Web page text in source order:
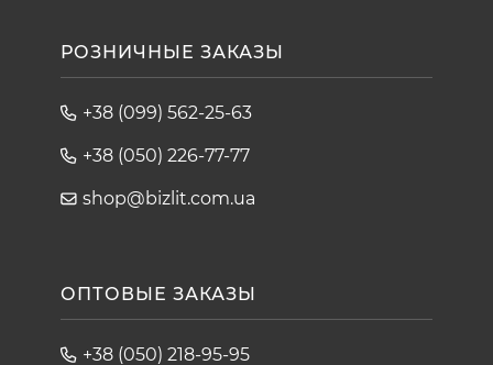
РОЗНИЧНЫЕ ЗАКАЗЫ
+38 (099) 562-25-63
+38 (050) 226-77-77
shop@bizlit.com.ua
ОПТОВЫЕ ЗАКАЗЫ
+38 (050) 218-95-95